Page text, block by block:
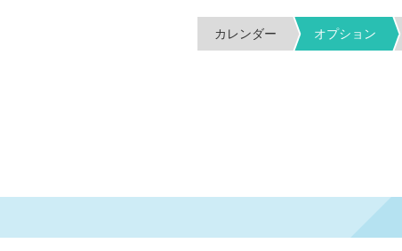
カレンダー オプション